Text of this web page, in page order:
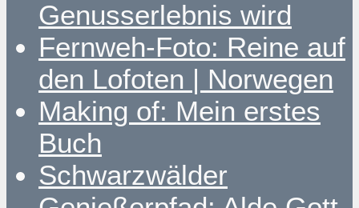
Genusserlebnis wird
Fernweh-Foto: Reine auf
den Lofoten | Norwegen
Making of: Mein erstes
Buch
Schwarzwälder